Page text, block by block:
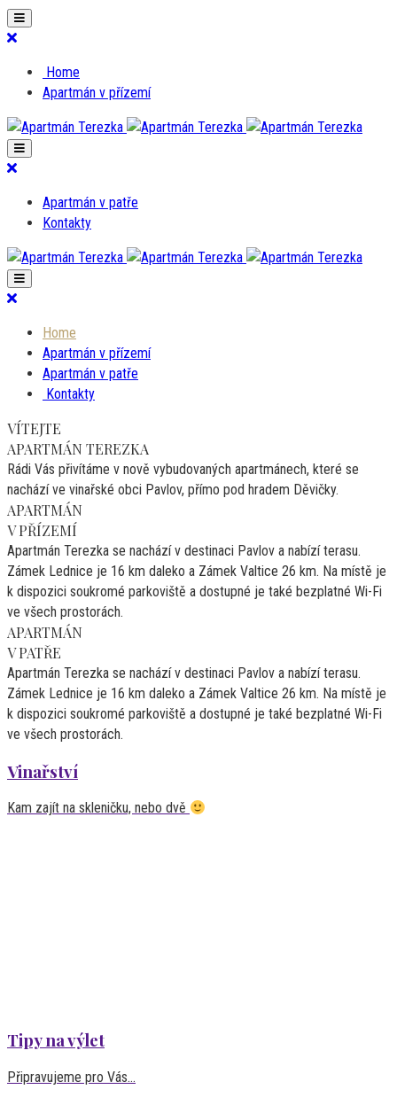
Home
Apartmán v přízemí
Apartmán v patře
Kontakty
Home
Apartmán v přízemí
Apartmán v patře
Kontakty
VÍTEJTE
APARTMÁN TEREZKA
Rádi Vás přivítáme v nově vybudovaných apartmánech, které se
nachází ve vinařské obci Pavlov, přímo pod hradem Děvičky.
APARTMÁN
V PŘÍZEMÍ
Apartmán Terezka se nachází v destinaci Pavlov a nabízí terasu.
Zámek Lednice je 16 km daleko a Zámek Valtice 26 km. Na místě je
k dispozici soukromé parkoviště a dostupné je také bezplatné Wi-Fi
ve všech prostorách.
APARTMÁN
V PATŘE
Apartmán Terezka se nachází v destinaci Pavlov a nabízí terasu.
Zámek Lednice je 16 km daleko a Zámek Valtice 26 km. Na místě je
k dispozici soukromé parkoviště a dostupné je také bezplatné Wi-Fi
ve všech prostorách.
Vinařství
Kam zajít na skleničku, nebo dvě
Tipy na výlet
Připravujeme pro Vás...